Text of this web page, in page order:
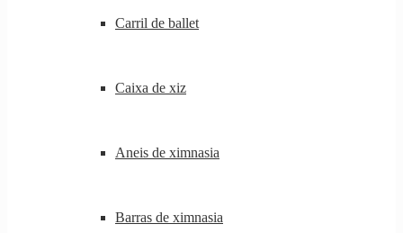
Carril de ballet
Caixa de xiz
Aneis de ximnasia
Barras de ximnasia